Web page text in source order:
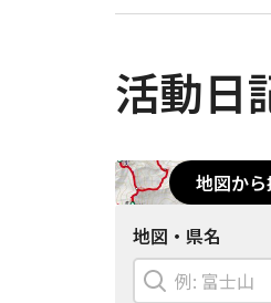
活動日
地図から
地図・県名